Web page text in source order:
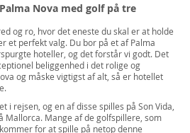
Nova med golf på tre
og ro, hvor det eneste du skal er at holde
et perfekt valg. Du bor på et af Palma
hoteller, og det forstår vi godt. Det
beliggenhed i det rolige og
og måske vigtigst af alt, så er hotellet
i rejsen, og en af disse spilles på Son Vida,
Mallorca. Mange af de golfspillere, som
for at spille på netop denne